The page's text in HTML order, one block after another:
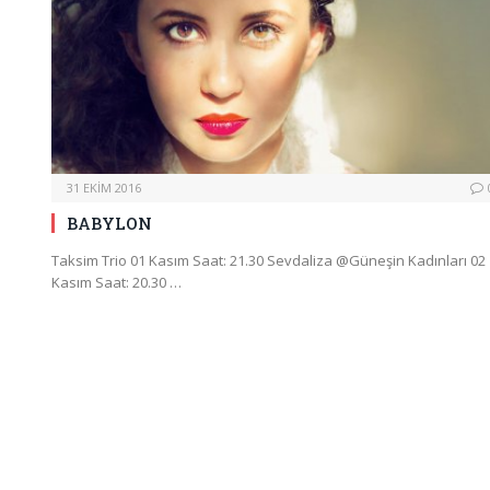
31 EKIM 2016
BABYLON
Taksim Trio 01 Kasım Saat: 21.30 Sevdaliza @Güneşin Kadınları 02
Kasım Saat: 20.30 …